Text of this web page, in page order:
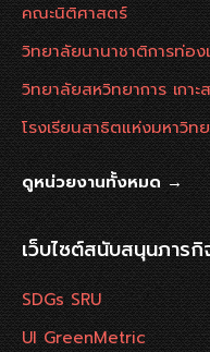
คณะนิติศาสตร์
วิทยาลัยนานาชาติการท่อง
วิทยาลัยสหวิทยาการ เกาะ
โรงเรียนสาธิตแห่งมหาวิ
ดูหน่วยงานทั้งหมด →
เว็บไซต์สนับสนุนภาร
SDGs SRU
UI GreenMetric